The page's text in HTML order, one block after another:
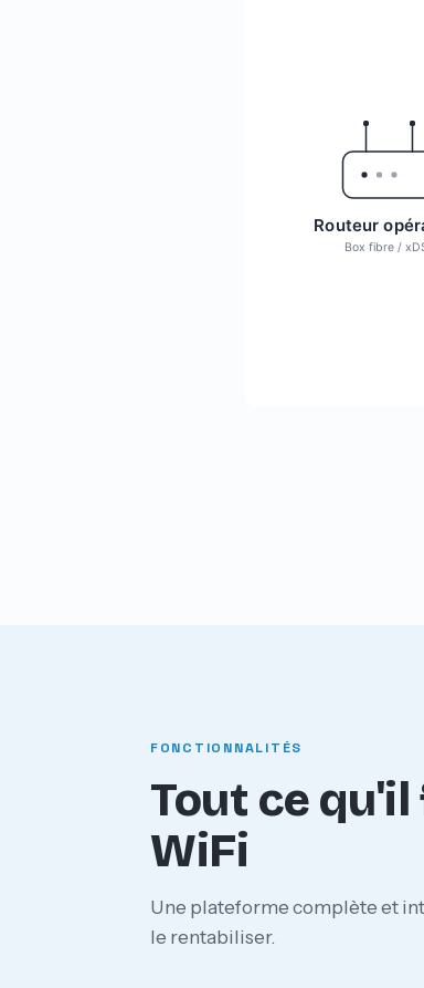
Routeur
Box fibre /
FONCTIONNALITÉS
Tout ce
WiFi
Une plateforme complète et
le rentabiliser.